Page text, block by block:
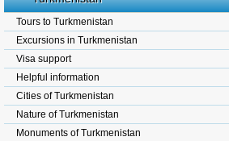
Tours to Turkmenistan
Excursions in Turkmenistan
Visa support
Helpful information
Cities of Turkmenistan
Nature of Turkmenistan
Monuments of Turkmenistan